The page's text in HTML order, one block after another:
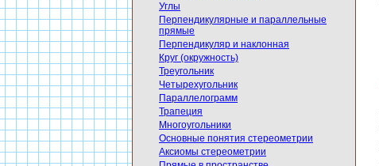
Углы
Перпендикулярные и параллельные
прямые
Перпендикуляр и наклонная
Круг (окружность)
Треугольник
Четырехугольник
Параллелограмм
Трапеция
Многоугольники
Основные понятия стереометрии
Аксиомы стереометрии